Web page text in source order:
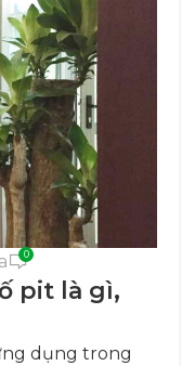
0
pit là gì,
dụng trong